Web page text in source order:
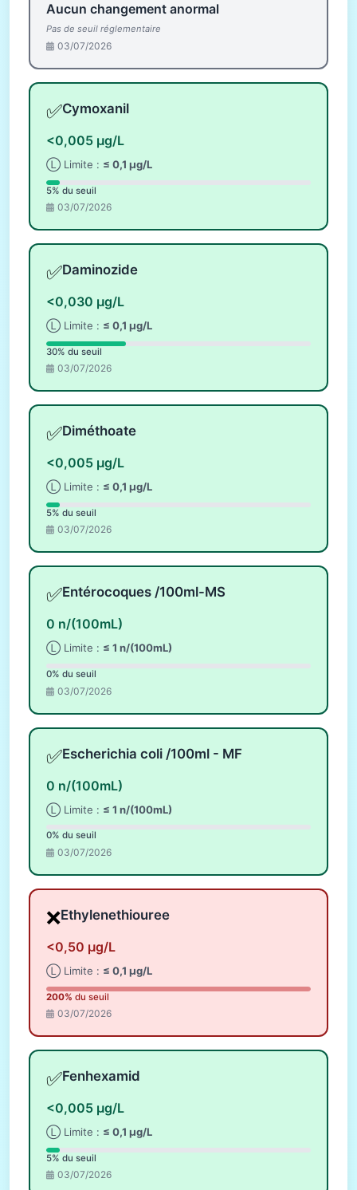
Aucun changement anormal
Pas de seuil réglementaire
03/07/2026
✅Cymoxanil
<0,005 µg/L
Ⓛ Limite : ≤ 0,1 µg/L
5% du seuil
03/07/2026
✅Daminozide
<0,030 µg/L
Ⓛ Limite : ≤ 0,1 µg/L
30% du seuil
03/07/2026
✅Diméthoate
<0,005 µg/L
Ⓛ Limite : ≤ 0,1 µg/L
5% du seuil
03/07/2026
✅Entérocoques /100ml-MS
0 n/(100mL)
Ⓛ Limite : ≤ 1 n/(100mL)
0% du seuil
03/07/2026
✅Escherichia coli /100ml - MF
0 n/(100mL)
Ⓛ Limite : ≤ 1 n/(100mL)
0% du seuil
03/07/2026
❌Ethylenethiouree
<0,50 µg/L
Ⓛ Limite : ≤ 0,1 µg/L
200% du seuil
03/07/2026
✅Fenhexamid
<0,005 µg/L
Ⓛ Limite : ≤ 0,1 µg/L
5% du seuil
03/07/2026